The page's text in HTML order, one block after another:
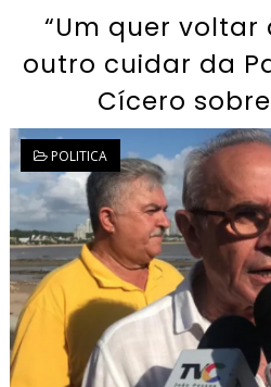
“Um quer voltar
outro cuidar da
Cícero
POLITICA